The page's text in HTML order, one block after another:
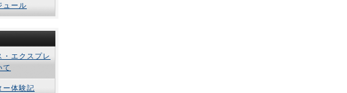
ュール
・エクスプレ
て
ー体験記